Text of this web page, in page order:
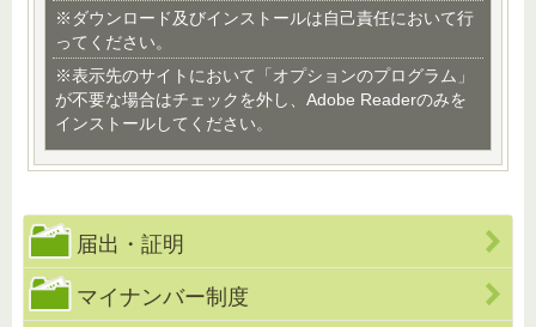
※ダウンロード及びインストールは自己責任において行
ってください。
※表示先のサイトにおいて「オプションのプログラム」
が不要な場合はチェックを外し、Adobe Readerのみを
インストールしてください。
届出・証明
マイナンバー制度